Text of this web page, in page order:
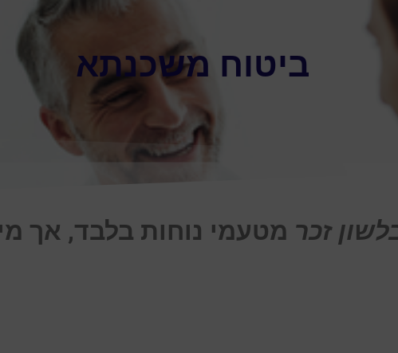
ביטוח משכנתא
זכר מטעמי נוחות בלבד, אך